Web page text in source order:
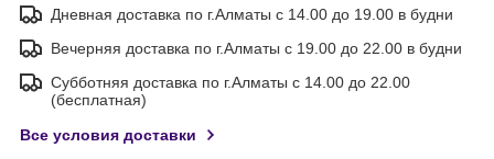
Дневная доставка по г.Алматы с 14.00 до 19.00 в будни
Вечерняя доставка по г.Алматы с 19.00 до 22.00 в будни
Субботняя доставка по г.Алматы с 14.00 до 22.00
(бесплатная)
Все условия доставки